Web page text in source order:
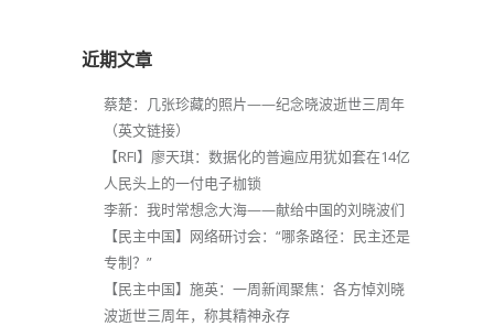
近期文章
蔡楚：几张珍藏的照片——纪念晓波逝世三周年
（英文链接）
【RFI】廖天琪：数据化的普遍应用犹如套在14亿
人民头上的一付电子枷锁
李新：我时常想念大海——献给中国的刘晓波们
【民主中国】网络研讨会：“哪条路径：民主还是
专制？”
【民主中国】施英：一周新闻聚焦：各方悼刘晓
波逝世三周年，称其精神永存